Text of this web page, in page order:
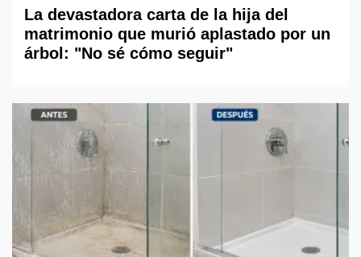
La devastadora carta de la hija del
matrimonio que murió aplastado por un
árbol: "No sé cómo seguir"